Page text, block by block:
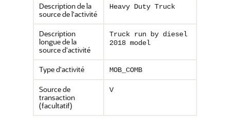
Description de la
source de l'activité
Heavy Duty Truck
Description
longue de la
source d'activité
Truck run by diesel
2018 model
Type d'activité MOB_COMB
Source de
transaction
(facultatif)
V